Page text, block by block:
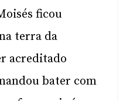
ficou
terra da
acreditado
bater com